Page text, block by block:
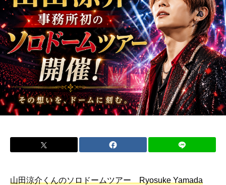
山田涼介くんのソロドームツアー Ryosuke Yamada